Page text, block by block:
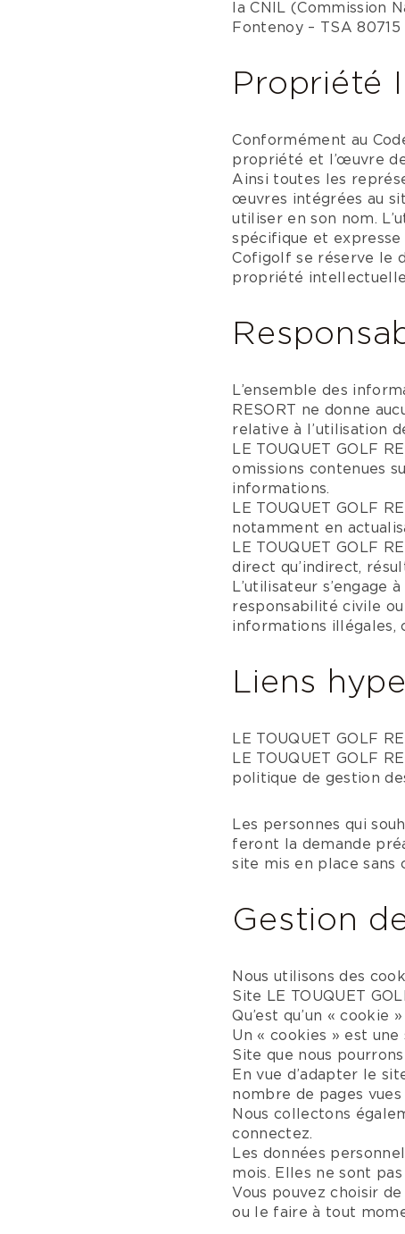
la CNIL (Commission
Fontenoy – TSA 80715
Propriété
Conformément au
propriété et l’œuvre de
Ainsi toutes les
œuvres intégrées au
utiliser en son nom.
spécifique et expresse
Cofigolf se réserve le
propriété
L’ensemble des
RESORT ne donne
relative à l’utilisation
LE TOUQUET GOLF
omissions contenues
informations.
LE TOUQUET GOLF
notamment en
LE TOUQUET GOLF
direct qu’indirect,
L’utilisateur
responsabilité civile
informations illégales,
Liens
LE TOUQUET GOLF
LE TOUQUET GOLF
politique de gestion
Les personnes qui
feront la demande
site mis en place sans
Gestion
Nous utilisons des
Site LE TOUQUET
Qu’est qu’un « cookie »
Un « cookies » est
Site que nous
En vue d’adapter le
nombre de pages
Nous collectons
connectez.
Les données
mois. Elles ne sont
Vous pouvez choisir
ou le faire à tout